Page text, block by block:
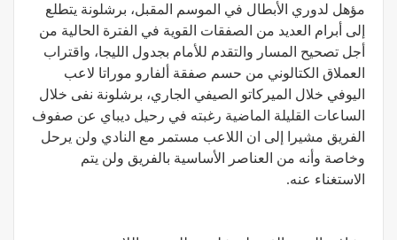
مؤهل لدوري الأبطال في الموسم المقبل، برشلونة يتطلع
إلى أبرام العديد من الصفقات القوية في الفترة الحالية من
أجل تصحيح المسار والتقدم للأمام بجدول الليجا، واقتراب
العملاق الكتالوني من حسم صفقة ألفارو موراتا لاعب
اليوفي خلال الميركاتو الصيفي الجاري، برشلونة نفى خلال
الساعات القليلة الماضية رغبته في رحيل ديباي عن صفوف
الفريق مشيرا إلى ان اللاعب مستمر مع النادي ولن يرحل
وخاصة وأنه من العناصر الأساسية بالفريق ولن يتم
الاستغناء عنه.